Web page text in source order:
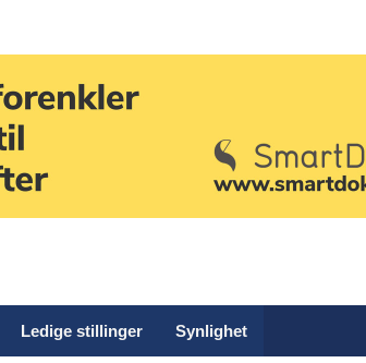
Ledige stillinger Synlighet